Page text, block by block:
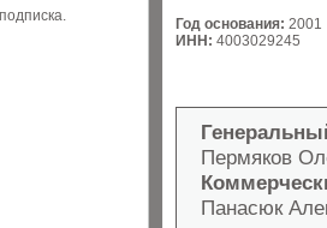
Год основания: 2001
ИНН: 4003029245
Пермяков
Панасюк